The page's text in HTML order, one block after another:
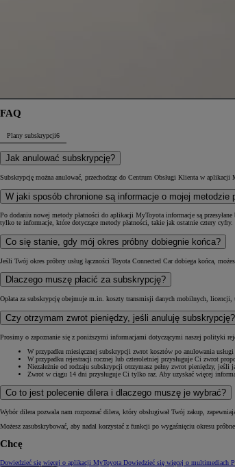
FAQ
Plany subskrypcji6
Jak anulować subskrypcję?
Subskrypcję można anulować, przechodząc do Centrum Obsługi Klienta w
W jaki sposób chronione są informacje o mojej metodzie
Po dodaniu nowej metody płatności do aplikacji MyToyota informacje są
tylko te informacje, które dotyczące metody płatności, takie jak ostatnie cztery
Co się stanie, gdy mój okres próbny dobiegnie końca?
Jeśli Twój okres próbny usług łączności Toyota Connected Car dobiega końca,
Dlaczego muszę płacić za subskrypcję?
Opłata za subskrypcję obejmuje m.in. koszty transmisji danych mobilnych, licencji,
Czy otrzymam zwrot pieniędzy, jeśli anuluję subskrypcję?
Prosimy o zapoznanie się z poniższymi informacjami dotyczącymi naszej polityki
W przypadku miesięcznej subskrypcji zwrot kosztów po anulowania
W przypadku rejestracji rocznej lub czteroletniej przysługuje Ci zwrot
Niezależnie od rodzaju subskrypcji otrzymasz pełny zwrot pieniędzy,
Zwrot w ciągu 14 dni przysługuje Ci tylko raz. Aby uzyskać więcej
Co to jest polecenie dilera i dlaczego muszę je wybrać?
Wybór dilera pozwala nam rozpoznać dilera, który obsługiwał Twój zakup,
Możesz zasubskrybować, aby nadal korzystać z funkcji po wygaśnięciu okresu
Chcę
Dowiedzieć się więcej o aplikacji MyToyota Dowiedzieć się więcej o multimediach